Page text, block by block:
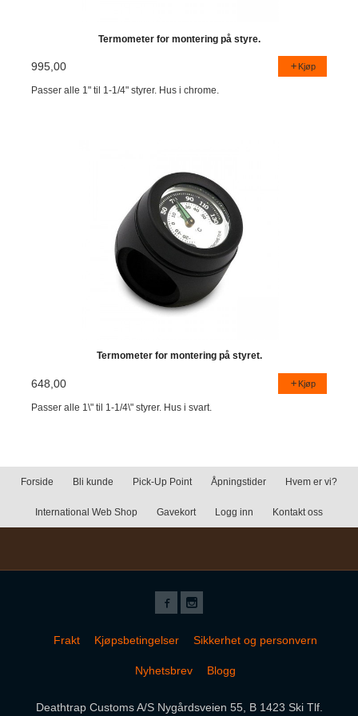
Termometer for montering på styre.
995,00 Kjøp
Passer alle 1" til 1-1/4" styrer. Hus i chrome.
Termometer for montering på styret.
648,00 Kjøp
Passer alle 1\" til 1-1/4\" styrer. Hus i svart.
Forside Bli kunde Pick-Up Point Åpningstider Hvem er vi?
International Web Shop Gavekort Logg inn Kontakt oss
Frakt Kjøpsbetingelser Sikkerhet og personvern
Nyhetsbrev Blogg
Deathtrap Customs A/S Nygårdsveien 55, B 1423 Ski Tlf.